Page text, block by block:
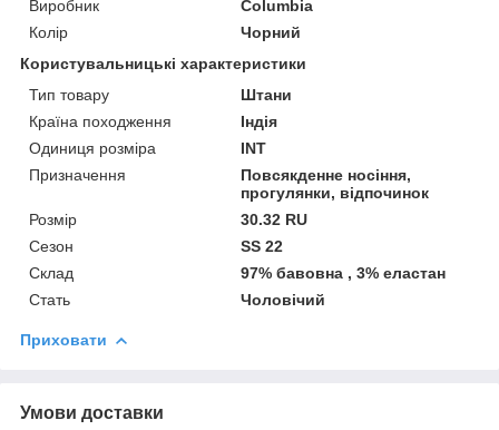
Виробник
Columbia
Колір
Чорний
Користувальницькі характеристики
Тип товару
Штани
Країна походження
Індія
Одиниця розміра
INT
Призначення
Повсякденне носіння,
прогулянки, відпочинок
Розмір
30.32 RU
Сезон
SS 22
Склад
97% бавовна , 3% еластан
Стать
Чоловічий
Приховати
Умови доставки